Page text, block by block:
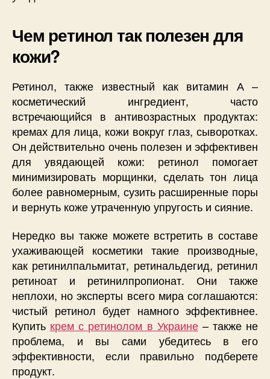
Чем ретинол так полезен для
кожи?
Ретинол, также известный как витамин А –
косметический ингредиент, часто
встречающийся в антивозрастных продуктах:
кремах для лица, кожи вокруг глаз, сыворотках.
Он действительно очень полезен и эффективен
для увядающей кожи: ретинол помогает
минимизировать морщинки, сделать тон лица
более равномерным, сузить расширенные поры
и вернуть коже утраченную упругость и сияние.
Нередко вы также можете встретить в составе
ухаживающей косметики такие производные,
как ретинилпальмитат, ретинальдегид, ретинил
ретиноат и ретинилпропионат. Они также
неплохи, но эксперты всего мира соглашаются:
чистый ретинол будет намного эффективнее.
Купить крем с ретинолом в Украине– также не
проблема, и вы сами убедитесь в его
эффективности, если правильно подберете
продукт.